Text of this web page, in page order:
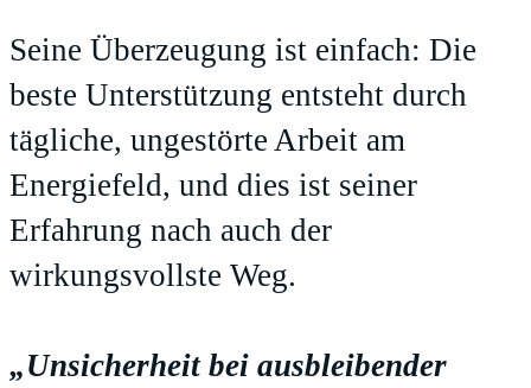
Seine Überzeugung ist einfach: Die
beste Unterstützung entsteht durch
tägliche, ungestörte Arbeit am
Energiefeld, und dies ist seiner
Erfahrung nach auch der
wirkungsvollste Weg.
„Unsicherheit bei ausbleibender